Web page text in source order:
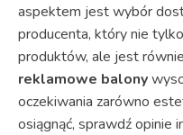
aspektem jest wybór
producenta, który nie
produktów, ale jest
reklamowe balony
oczekiwania zarówno
osiągnąć, sprawdź opinie